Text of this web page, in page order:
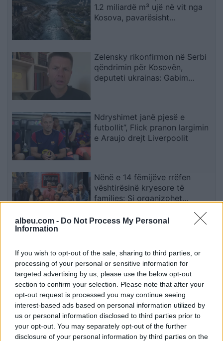
albeu.com - Do Not Process My Personal
Information
If you wish to opt-out of the sale, sharing to third parties, or
processing of your personal or sensitive information for
targeted advertising by us, please use the below opt-out
section to confirm your selection. Please note that after your
opt-out request is processed you may continue seeing
interest-based ads based on personal information utilized by
us or personal information disclosed to third parties prior to
your opt-out. You may separately opt-out of the further
disclosure of your personal information by third parties on the
1.2 miliardë m³ ujë në vit nga
Kosova, pavarësisht
Zelensky rikonfirmon në Serbi
qëndrimin për Kosovën,
deputeti ukrainas: Gabim
Ndryshimet janë pjesë e
futbollit”, Flick pranon largimin
e Araujo drejt Liverpoolit
Nënë e 14 fëmijëve rrëfen
vështirësinë kryesore të
familjes: Si organizohet
dhe rreth 250 rrënjë ullinj
Përfundon protesta e 71-të
qytetare, mesazhi i qartë për
qeverinë: “Nesër më shumë”,
kërkohet largimi i Ramës